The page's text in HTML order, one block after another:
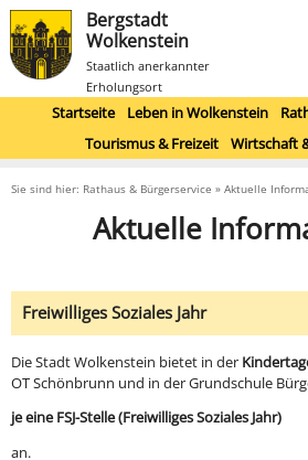
Bergstadt
Wolkenstein
Staatlich anerkannter
Erholungsort
Startseite Leben in Wolkenstein
Tourismus & Freizeit
Wirtschaft
Sie sind hier: Rathaus & Bürgerservice » Aktuelle
Aktuelle
Freiwilliges Soziales Jahr
Die Stadt Wolkenstein bietet in der
OT Schönbrunn und in der Grundschule
je eine FSJ-Stelle (Freiwilliges Soziales Jahr)
an.